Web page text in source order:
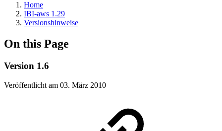
Home
IBI-aws 1.29
Versionshinweise
On this Page
Version 1.6
Veröffentlicht am 03. März 2010